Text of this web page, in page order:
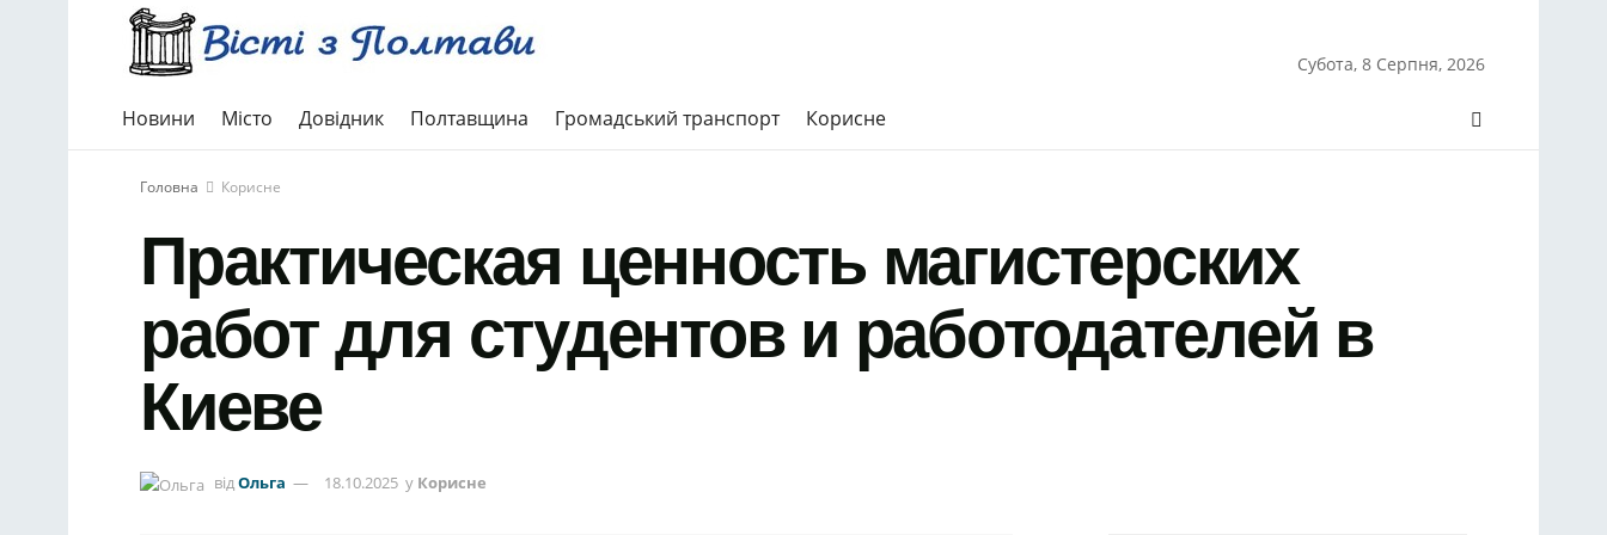
Субота, 8 Серпня, 2026
Новини Місто Довідник Полтавщина Громадський транспорт Корисне
Головна Корисне
Практическая ценность магистерских
работ для студентов и работодателей в
Киеве
відОльга 18.10.2025 у Корисне